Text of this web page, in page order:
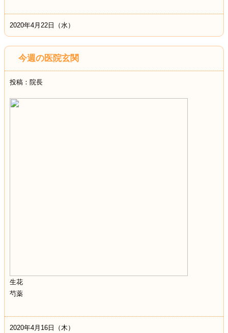
2020年4月22日（水）
今週の医院玄関
投稿：院長
生花
芍薬
2020年4月16日（木）